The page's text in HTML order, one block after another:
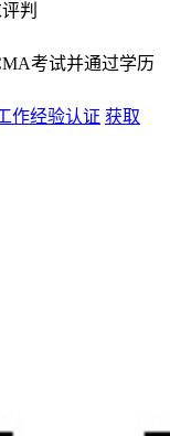
判
考试并通过学历
作经验认证 获取